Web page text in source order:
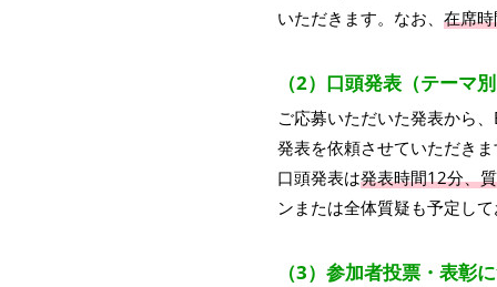
いただきます。なお、 在席
（2）口頭発表（テーマ
ご応募いただいた発表から
発表を依頼させていただき
口頭発表は発表時間12分、
ンまたは全体質疑も予定し
（3）参加者投票・表彰